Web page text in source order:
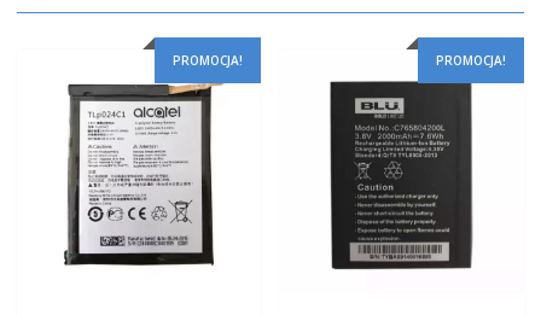
PROMOCJA! PROMOCJA!